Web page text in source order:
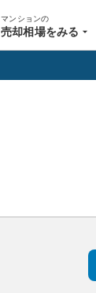
マンションの
売却相場をみる